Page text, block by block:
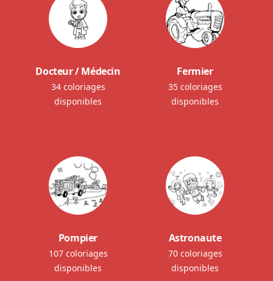
Docteur / Médecin
34 coloriages
disponibles
Fermier
35 coloriages
disponibles
Pompier
107 coloriages
disponibles
Astronaute
70 coloriages
disponibles